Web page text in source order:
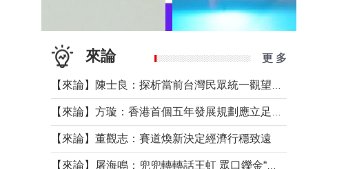
來論 更 多
【來論】董觀志：賽道煥新決定經濟行穩致遠